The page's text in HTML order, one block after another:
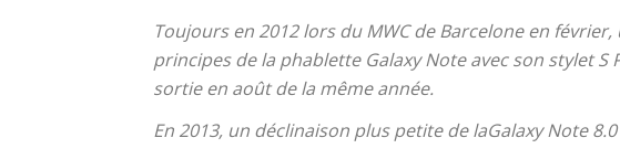
Toujours en 2012 lors du MWC de Barcelone en
principes de la phablette Galaxy Note avec son styletS
sortie en août de la même année.
En 2013, un déclinaison plus petite de laGalaxy Note 8.0